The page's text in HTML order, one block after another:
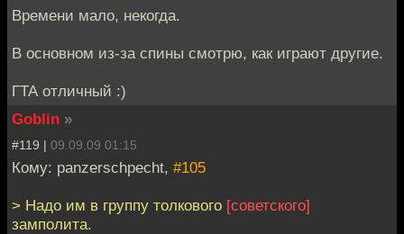
Времени мало, некогда.
В основном из-за спины смотрю, как играют другие.
ГТА отличный :)
Goblin »
#119 | 09.09.09 01:15
Кому: panzerschpecht, #105
> Надо им в группу толкового [советского]
замполита.